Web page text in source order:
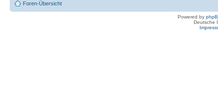
Foren-Übersicht
Powered by
Deutsche